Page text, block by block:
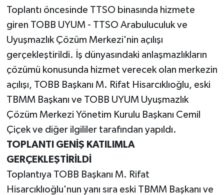
Toplantı öncesinde TTSO binasında hizmete
giren TOBB UYUM - TTSO Arabuluculuk ve
Uyuşmazlık Çözüm Merkezi'nin açılışı
gerçekleştirildi. İş dünyasındaki anlaşmazlıkların
çözümü konusunda hizmet verecek olan merkezin
açılışı, TOBB Başkanı M. Rifat Hisarcıklıoğlu, eski
TBMM Başkanı ve TOBB UYUM Uyuşmazlık
Çözüm Merkezi Yönetim Kurulu Başkanı Cemil
Çiçek ve diğer ilgililer tarafından yapıldı.
TOPLANTI GENİŞ KATILIMLA
GERÇEKLEŞTİRİLDİ
Toplantıya TOBB Başkanı M. Rifat
Hisarcıklıoğlu'nun yanı sıra eski TBMM Başkanı ve